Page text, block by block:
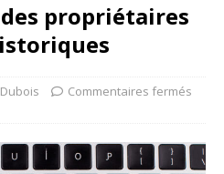
propriétaires
Commentaires fermés